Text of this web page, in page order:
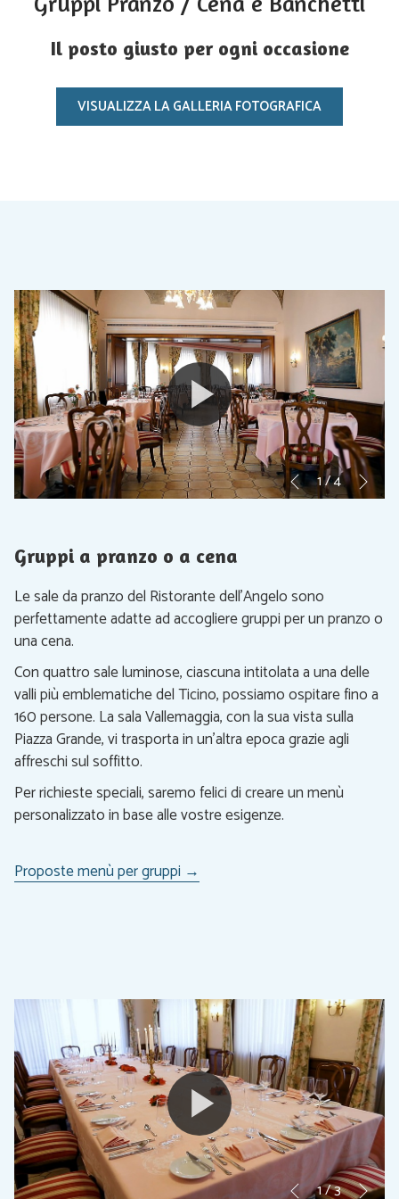
Il posto giusto per ogni occasione
VISUALIZZA LA GALLERIA FOTOGRAFICA
Pulsanti
di
Cliccando
sui
aggiornerà
il
contenuto
di
sopra
Precedente
1/4
Gruppi a pranzo o a cena
Le sale da pranzo del Ristorante dell’Angelo sono
perfettamente adatte ad accogliere gruppi per un pranzo o
una cena.
Con quattro sale luminose, ciascuna intitolata a una delle
valli più emblematiche del Ticino, possiamo ospitare fino a
160 persone. La sala Vallemaggia, con la sua vista sulla
Piazza Grande, vi trasporta in un’altra epoca grazie agli
affreschi sul soffitto.
Per richieste speciali, saremo felici di creare un menù
personalizzato in base alle vostre esigenze.
Proposte menù per gruppi si
Pulsanti
Cliccando
1/3